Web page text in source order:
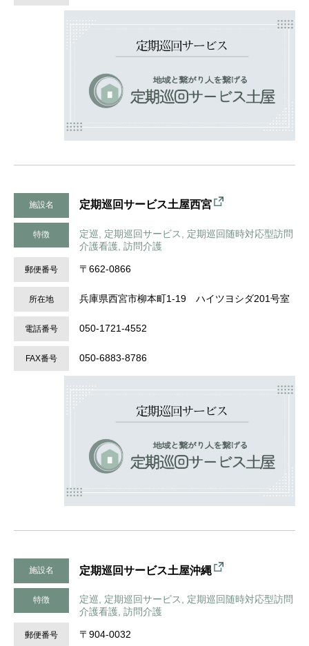
施設名 定期巡回サービス土屋西宮
特徴
定巡, 定期巡回サービス, 定期巡回随時対応型訪問
介護看護, 訪問介護
郵便番号 〒662-0866
所在地 兵庫県西宮市柳本町1-19 ハイツヨシダ201号室
電話番号 050-1721-4552
FAX番号 050-6883-8786
施設名 定期巡回サービス土屋沖縄
特徴
定巡, 定期巡回サービス, 定期巡回随時対応型訪問
介護看護, 訪問介護
郵便番号 〒904-0032